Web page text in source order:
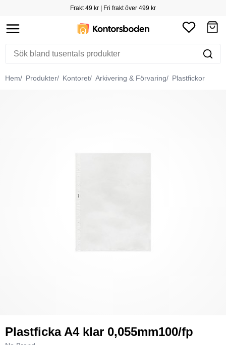
Frakt 49 kr | Fri frakt över 499 kr
Hem Produkter Kontoret Arkivering & Förvaring Plastfickor
Plastficka A4 klar 0,055mm100/fp